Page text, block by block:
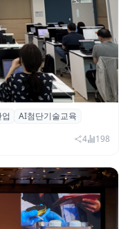
단기술교육’
AI첨단기술교육
4 198